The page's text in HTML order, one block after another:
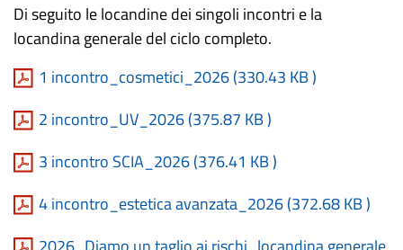
Di seguito le locandine dei singoli incontri e la
locandina generale del ciclo completo.
1 incontro_cosmetici_2026 (330.43 KB)
2 incontro_UV_2026 (375.87 KB)
3 incontro SCIA_2026 (376.41 KB)
4 incontro_estetica avanzata_2026 (372.68 KB)